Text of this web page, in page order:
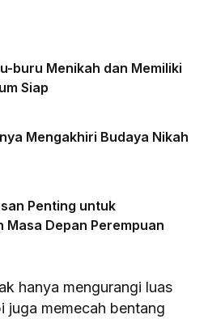
buru Menikah dan Memiliki
Siap
Mengakhiri Budaya Nikah
Penting untuk
Masa Depan Perempuan
hanya mengurangi luas
juga memecah bentang